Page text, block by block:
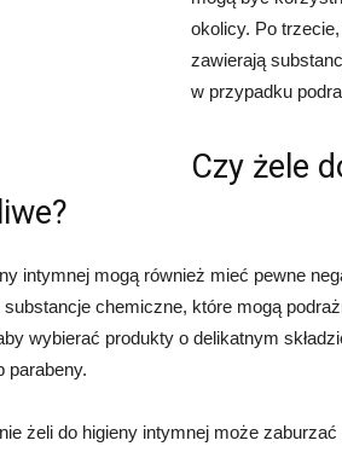
okolicy. Po
zawierają
w przypadku
Czy żele
intymnej mogą również mieć pewne
chemiczne, które mogą
wybierać produkty o delikatnym
parabeny.
żeli do higieny intymnej może